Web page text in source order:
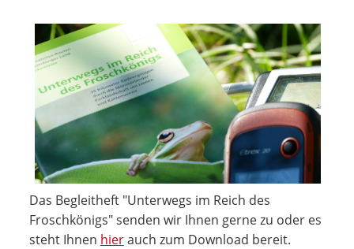
Das Begleitheft "Unterwegs im Reich des
Froschkönigs" senden wir Ihnen gerne zu oder es
steht Ihnen hierauch zum Download bereit.